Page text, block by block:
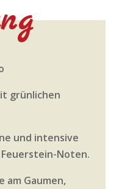
grünlichen
und intensive
Noten.
am Gaumen,